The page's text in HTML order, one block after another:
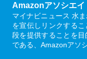
Amazonアソシエイ
マイナビニュース 水
を宣伝しリンクする
段を提供することを
である、Amazonアソ